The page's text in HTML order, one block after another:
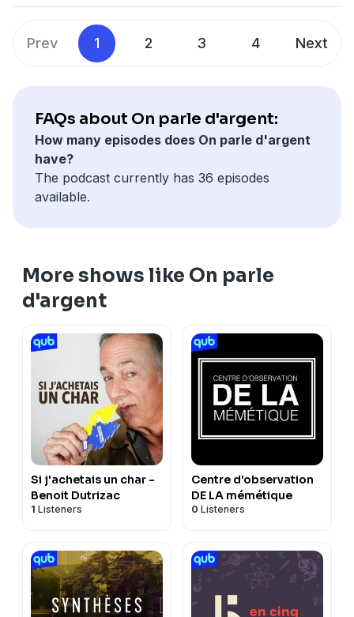
qu’ils ont pris pour garder leur projet à flot durant la
crise.
https://omnystudio.com/policies/listener/fr
Prev 1 2 3 4 Next
FAQs about On parle d'argent:
How many episodes does On parle d'argent
have?
The podcast currently has 36 episodes
available.
More shows like On parle
d'argent
Si j'achetais un char -
Benoit Dutrizac
1 Listeners
Centre d'observation
DE LA mémétique
0 Listeners